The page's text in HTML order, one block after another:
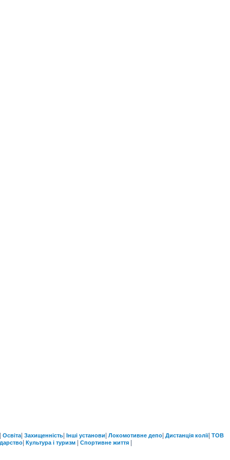
Освіта| Захищенність| Інші установи Локомотивне депо| Дистанція колії| ТОВ
Культура і туризм Спортивне життя